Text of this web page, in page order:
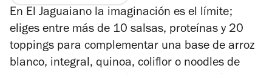
de
4
En El Jaguaiano la imaginación es el límite;
eliges entre más de 10 salsas, proteínas y 20
toppings para complementar una base de arroz
blanco, integral, quinoa, coliflor o noodles de